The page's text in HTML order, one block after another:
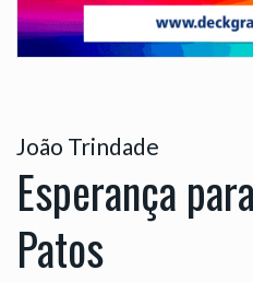
João Trindade
Esperança
Patos